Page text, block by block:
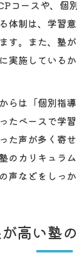
コースや、個
体制は、学習
す。また、塾
実施している
らは「個別指
たペースで学
た声が多く寄
のカリキュラ
声などをしっ
高い塾